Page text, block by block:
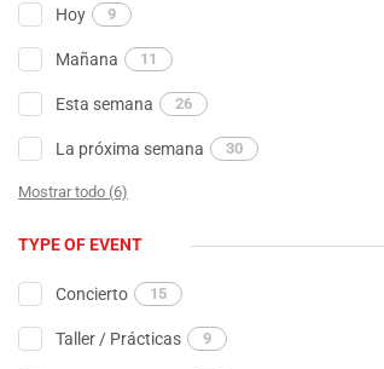
Hoy 9
Mañana 11
Esta semana 26
La próxima semana 30
Mostrar todo (6)
TYPE OF EVENT
Concierto 15
Taller / Prácticas 9